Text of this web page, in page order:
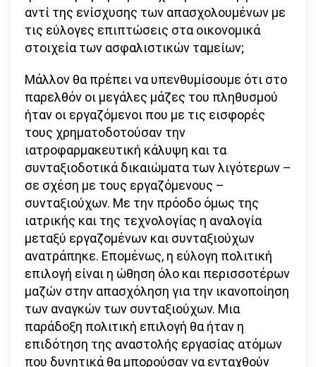
αντί της ενίσχυσης των απασχολουμένων με
τις εύλογες επιπτώσεις στα οικονομικά
στοιχεία των ασφαλιστικών ταμείων;
Μάλλον θα πρέπει να υπενθυμίσουμε ότι στο
παρελθόν οι μεγάλες μάζες του πληθυσμού
ήταν οι εργαζόμενοι που με τις εισφορές
τους χρηματοδοτούσαν την
ιατροφαρμακευτική κάλυψη και τα
συνταξιοδοτικά δικαιώματα των λιγότερων –
σε σχέση με τους εργαζόμενους –
συνταξιούχων. Με την πρόοδο όμως της
ιατρικής και της τεχνολογίας η αναλογία
μεταξύ εργαζομένων και συνταξιούχων
ανατράπηκε. Επομένως, η εύλογη πολιτική
επιλογή είναι η ώθηση όλο και περισσοτέρων
μαζών στην απασχόληση για την ικανοποίηση
των αναγκών των συνταξιούχων. Μια
παράδοξη πολιτική επιλογή θα ήταν η
επιδότηση της αναστολής εργασίας ατόμων
που δυνητικά θα μπορούσαν να ενταχθούν